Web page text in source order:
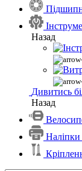
Назад
Дивитись
Назад
Наліпки